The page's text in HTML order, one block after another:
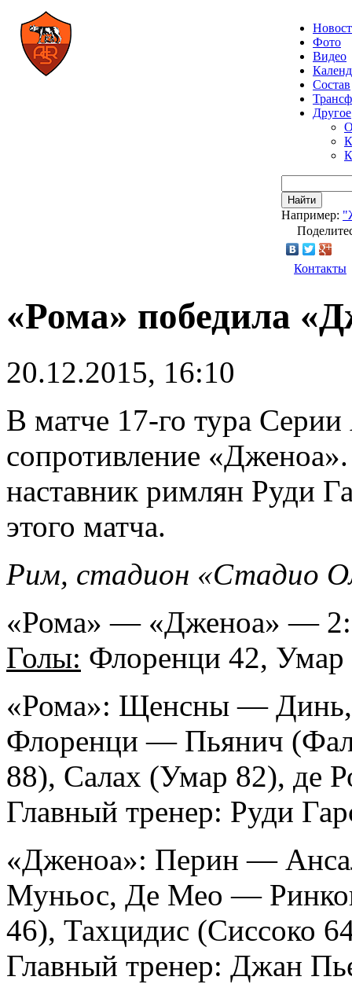
Фото
Видео
Состав
Другое
Найти
Например:
Контакты
«Рома» победила
20.12.2015, 16:10
В матче 17-го тура
сопротивление
наставник римлян Руди
этого матча.
Рим, стадион «Стадио
«Рома» — «Дженоа» —
Голы: Флоренци 42, Умар
«Рома»: Щенсны — Динь,
Флоренци — Пьянич
88), Салах (Умар 82), де
Главный тренер: Руди
«Дженоа»: Перин —
Муньос, Де Мео —
46), Тахцидис (Сиссоко
Главный тренер: Джан